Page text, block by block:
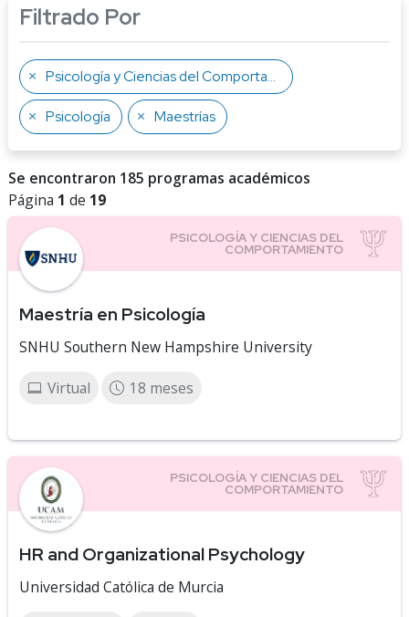
Filtrado Por
Psicología y Ciencias del Comportamiento
Psicología Maestrías
Se encontraron 185 programas académicos
Página 1 de 19
Maestría en Psicología
SNHU Southern New Hampshire University
Virtual 18 meses
HR and Organizational Psychology
Universidad Católica de Murcia